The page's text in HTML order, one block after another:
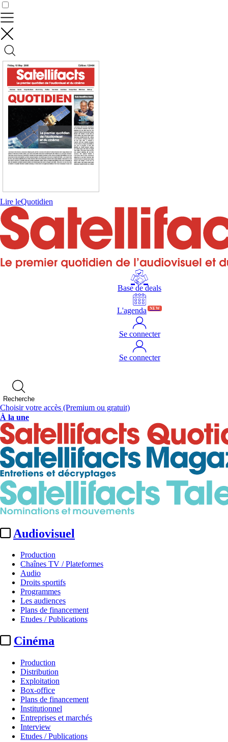
Lire leQuotidien
Base de deals
L'agenda NEW
Se connecter
Se connecter
Recherche
Choisir votre accès (Premium ou gratuit)
À la une
Audiovisuel
Production
Chaînes TV / Plateformes
Audio
Droits sportifs
Programmes
Les audiences
Plans de financement
Etudes / Publications
Cinéma
Production
Distribution
Exploitation
Box-office
Plans de financement
Institutionnel
Entreprises et marchés
Interview
Etudes / Publications
Contrôler vos données